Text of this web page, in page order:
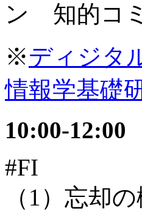
ン 知的コ
※ディジタ
情報学基礎
10:00-12:00
#FI
（1）忘却